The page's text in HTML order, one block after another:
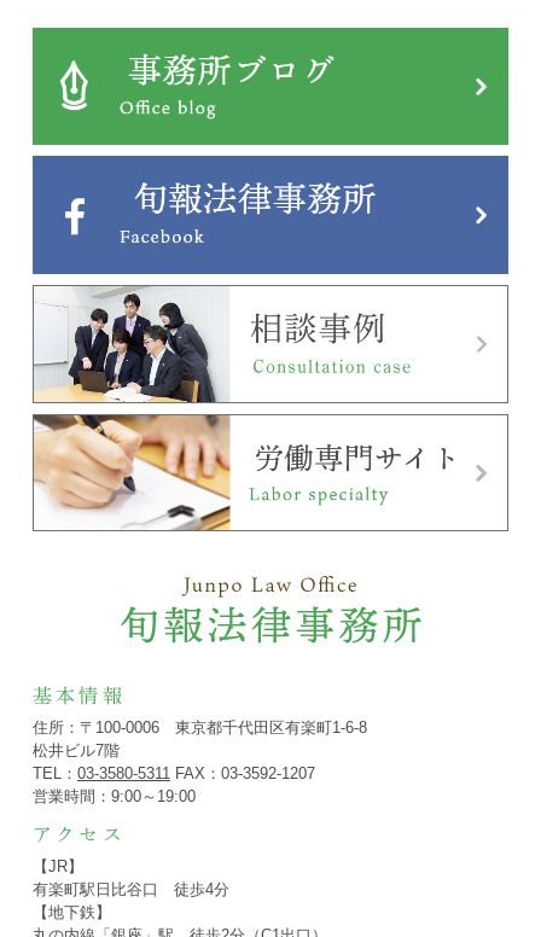
基本情報
住所：〒100-0006 東京都千代田区有楽町1-6-8
松井ビル7階
TEL： 03-3580-5311 FAX：03-3592-1207
営業時間：9:00～19:00
アクセス
【JR】
有楽町駅日比谷口 徒歩4分
【地下鉄】